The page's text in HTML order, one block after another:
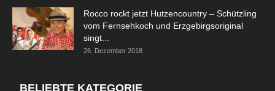
Rocco rockt jetzt Hutzencountry – Schützling
vom Fernsehkoch und Erzgebirgsoriginal
singt...
26. Dezember 2018
BELIEBTE KATEGORIE